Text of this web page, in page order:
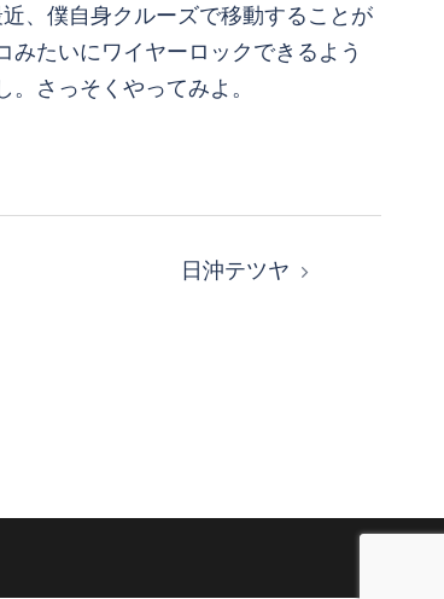
、僕自身クルーズで移動することが
たいにワイヤーロックできるよう
さっそくやってみよ。
日沖テツヤ